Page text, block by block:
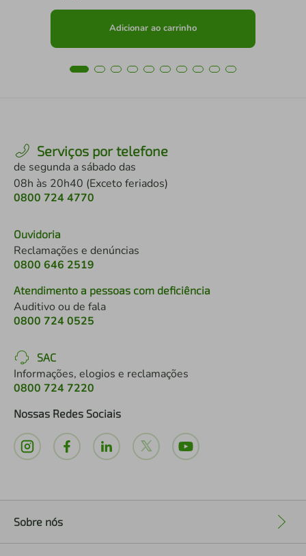
Adicionar ao carrinho
Serviços por telefone
de segunda a sábado das
08h às 20h40 (Exceto feriados)
0800 724 4770
Ouvidoria
Reclamações e denúncias
0800 646 2519
Atendimento a pessoas com deficiência
Auditivo ou de fala
0800 724 0525
SAC
Informações, elogios e reclamações
0800 724 7220
Nossas Redes Sociais
Sobre nós